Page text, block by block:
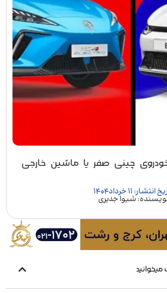
خودروی چینی صفر یا ماشین خارجی
انتشار: 11 خرداد 1404
شیوا جدیری